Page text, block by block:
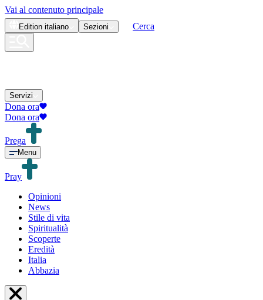
Vai al contenuto principale
Edition italiano Sezioni Cerca
Servizi
Dona ora
Dona ora
Prega
Menu
Pray
Opinioni
News
Stile di vita
Spiritualità
Scoperte
Eredità
Italia
Abbazia